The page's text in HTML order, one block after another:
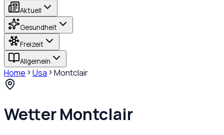
Aktuell
Gesundheit
Freizeit
Allgemein
Home Usa Montclair
WetterMontclair